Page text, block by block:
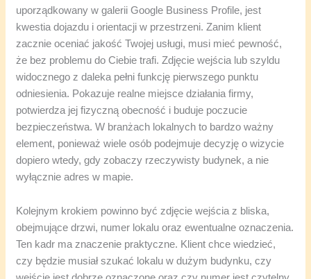
uporządkowany w galerii Google Business Profile, jest
kwestia dojazdu i orientacji w przestrzeni. Zanim klient
zacznie oceniać jakość Twojej usługi, musi mieć pewność,
że bez problemu do Ciebie trafi. Zdjęcie wejścia lub szyldu
widocznego z daleka pełni funkcję pierwszego punktu
odniesienia. Pokazuje realne miejsce działania firmy,
potwierdza jej fizyczną obecność i buduje poczucie
bezpieczeństwa. W branżach lokalnych to bardzo ważny
element, ponieważ wiele osób podejmuje decyzję o wizycie
dopiero wtedy, gdy zobaczy rzeczywisty budynek, a nie
wyłącznie adres w mapie.
Kolejnym krokiem powinno być zdjęcie wejścia z bliska,
obejmujące drzwi, numer lokalu oraz ewentualne oznaczenia.
Ten kadr ma znaczenie praktyczne. Klient chce wiedzieć,
czy będzie musiał szukać lokalu w dużym budynku, czy